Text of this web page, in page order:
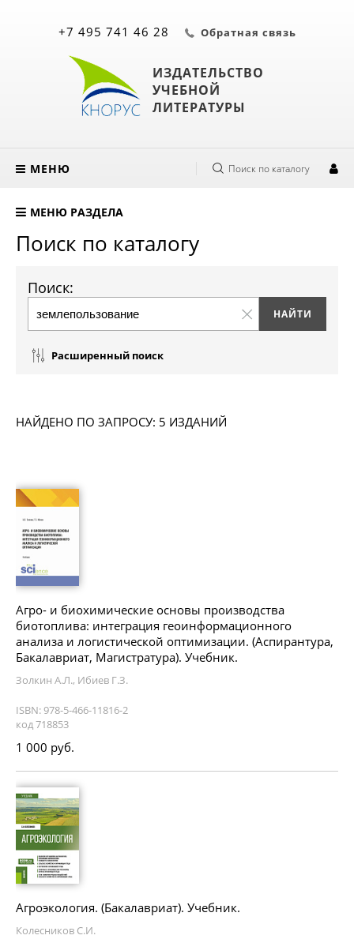
ИЗДАТЕЛЬСТВО
УЧЕБНОЙ
ЛИТЕРАТУРЫ
+7 495 741 46 28 Обратная связь
МЕНЮ Поиск по каталогу
МЕНЮ РАЗДЕЛА
Поиск по каталогу
Поиск:
Расширенный поиск
НАЙДЕНО ПО ЗАПРОСУ: 5 ИЗДАНИЙ
Агро- и биохимические основы производства
биотоплива: интеграция геоинформационного
анализа и логистической оптимизации. (Аспирантура,
Бакалавриат, Магистратура). Учебник.
Золкин А.Л., Ибиев Г.З.
ISBN: 978-5-466-11816-2
код 718853
1 000 руб.
Агроэкология. (Бакалавриат). Учебник.
Колесников С.И.